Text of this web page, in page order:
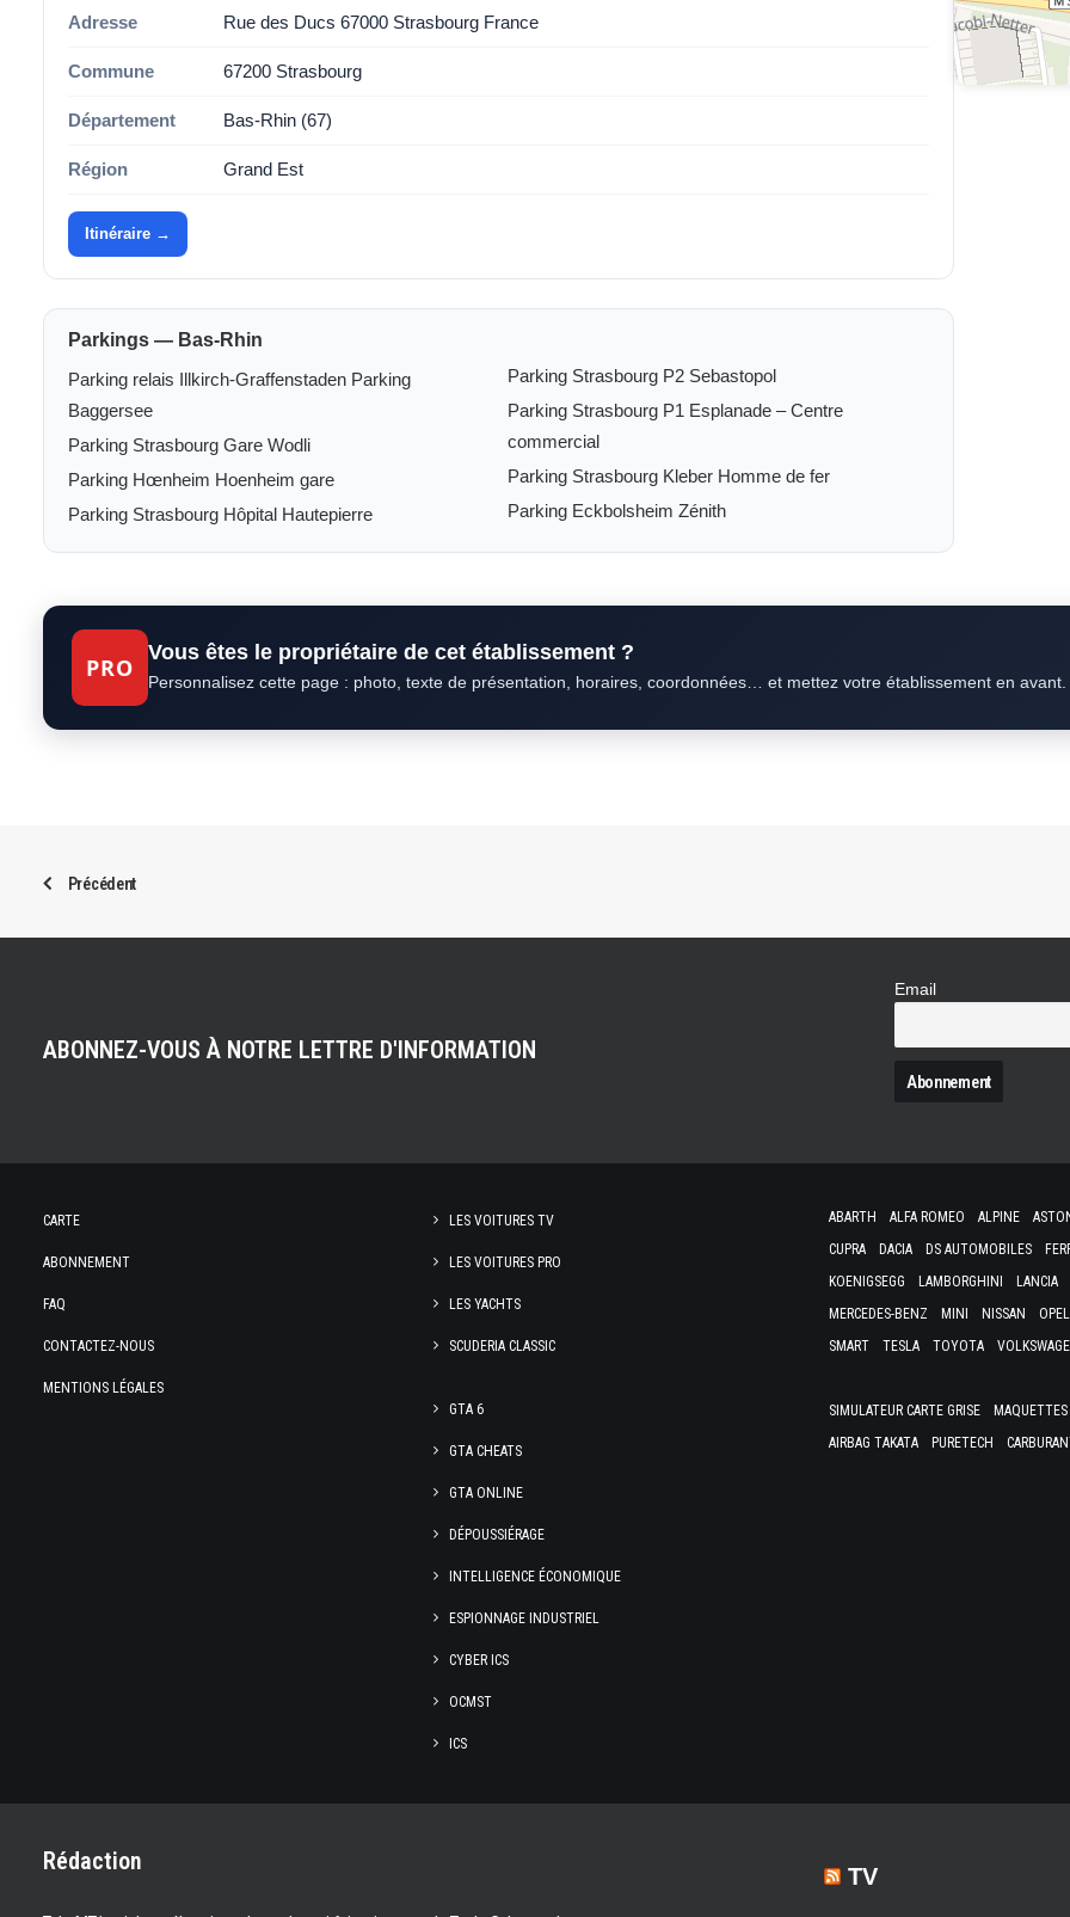
Adresse Rue des Ducs 67000 Strasbourg France
Commune 67200 Strasbourg
Département Bas-Rhin (67)
Région Grand Est
Itinéraire →
Parkings — Bas-Rhin
Parking relais Illkirch-Graffenstaden Parking
Baggersee
Parking Strasbourg Gare Wodli
Parking Hœnheim Hoenheim gare
Parking Strasbourg Hôpital Hautepierre
Parking Strasbourg P2 Sebastopol
Parking Strasbourg P1 Esplanade – Centre
commercial
Parking Strasbourg Kleber Homme de fer
Parking Eckbolsheim Zénith
PRO
Vous êtes le propriétaire de cet établissement ?
Personnalisez cette page : photo, texte de présentation, horaires, coordonnées… et mettez votre établissement en avant.
Précédent
ABONNEZ-VOUS À NOTRE LETTRE D'INFORMATION
Email
CARTE
ABONNEMENT
FAQ
CONTACTEZ-NOUS
MENTIONS LÉGALES
LES VOITURES TV
LES VOITURES PRO
LES YACHTS
SCUDERIA CLASSIC
GTA 6
GTA CHEATS
GTA ONLINE
DÉPOUSSIÉRAGE
INTELLIGENCE ÉCONOMIQUE
ESPIONNAGE INDUSTRIEL
CYBER ICS
OCMST
ICS
ABARTH ALFA ROMEO ALPINE
CUPRA
DACIA DS AUTOMOBILES
KOENIGSEGG
LAMBORGHINI
LANCIA
MERCEDES-BENZ
MINI NISSAN
OPEL
SMART
TESLA TOYOTA
SIMULATEUR CARTE GRISE
AIRBAG TAKATA
PURETECH
Rédaction
TV